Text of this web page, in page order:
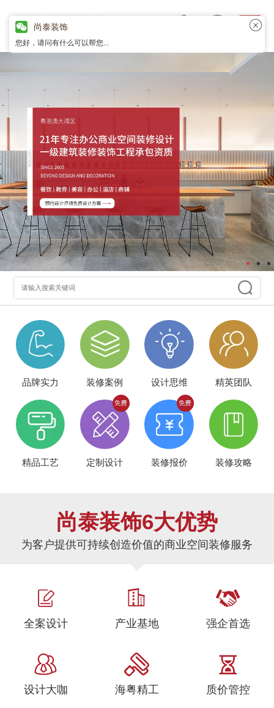
品牌实力 装修案例 设计思维 精英团队
精品工艺 定制设计 装修报价 装修攻略
尚泰装饰6大优势
为客户提供可持续创造价值的商业空间装修服务
全案设计 产业基地 强企首选
设计大咖 海粤精工 质价管控
尚泰装饰
您好，请问有什么可以帮您...